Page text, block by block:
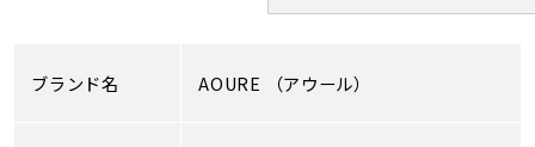
ブランド名 AOURE （アウール）